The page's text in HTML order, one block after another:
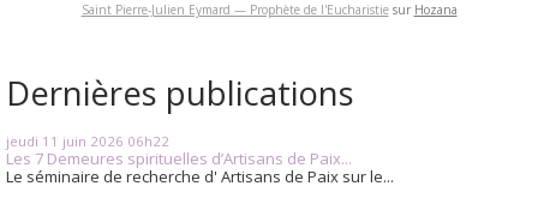
Saint Pierre-Julien Eymard — Prophète de l'Eucharistiesur Hozana
Dernières publications
jeudi 11 juin 2026 06h22
Les 7 Demeures spirituelles d’Artisans de Paix...
Le séminaire de recherche d' Artisans de Paix sur le...